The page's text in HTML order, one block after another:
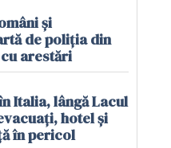
și
de poliția din
arestări
Italia, lângă Lacul
hotel și
în pericol